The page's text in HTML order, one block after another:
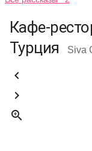
Кафе-
Турция
Siva


